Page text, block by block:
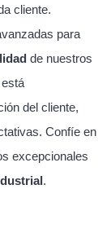
cliente.
para
de nuestros
del cliente,
Confíe en
excepcionales
.